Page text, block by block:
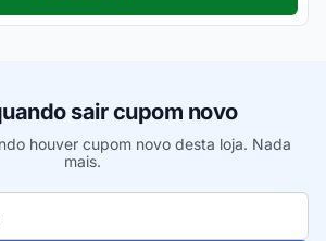
sair cupom novo
houver cupom novo desta loja. Nada
mais.